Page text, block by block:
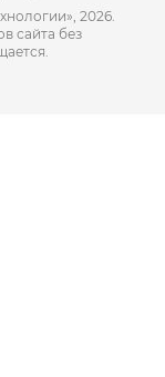
2026.
сайта без